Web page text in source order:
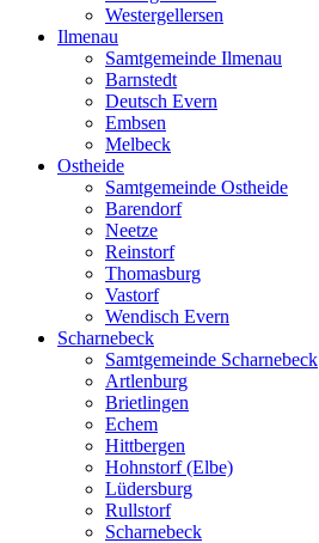
Westergellersen
Ilmenau
Samtgemeinde Ilmenau
Barnstedt
Deutsch Evern
Embsen
Melbeck
Ostheide
Samtgemeinde Ostheide
Barendorf
Neetze
Reinstorf
Thomasburg
Vastorf
Wendisch Evern
Scharnebeck
Samtgemeinde Scharnebeck
Artlenburg
Brietlingen
Echem
Hittbergen
Hohnstorf (Elbe)
Lüdersburg
Rullstorf
Scharnebeck